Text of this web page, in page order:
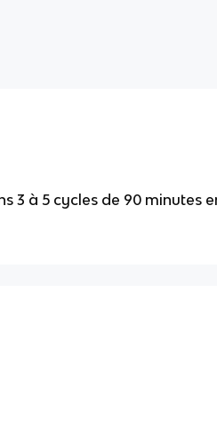
3 à 5 cycles de 90 minutes